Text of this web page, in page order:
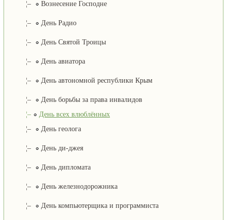
¦– Вознесение Господне
¦– День Радио
¦– День Святой Троицы
¦– День авиатора
¦– День автономной республики Крым
¦–
День борьбы за права инвалидов
¦–
День всех влюблённых
¦–
День геолога
¦– День ди-джея
¦– День дипломата
¦– День железнодорожника
¦– День компьютерщика и программиста